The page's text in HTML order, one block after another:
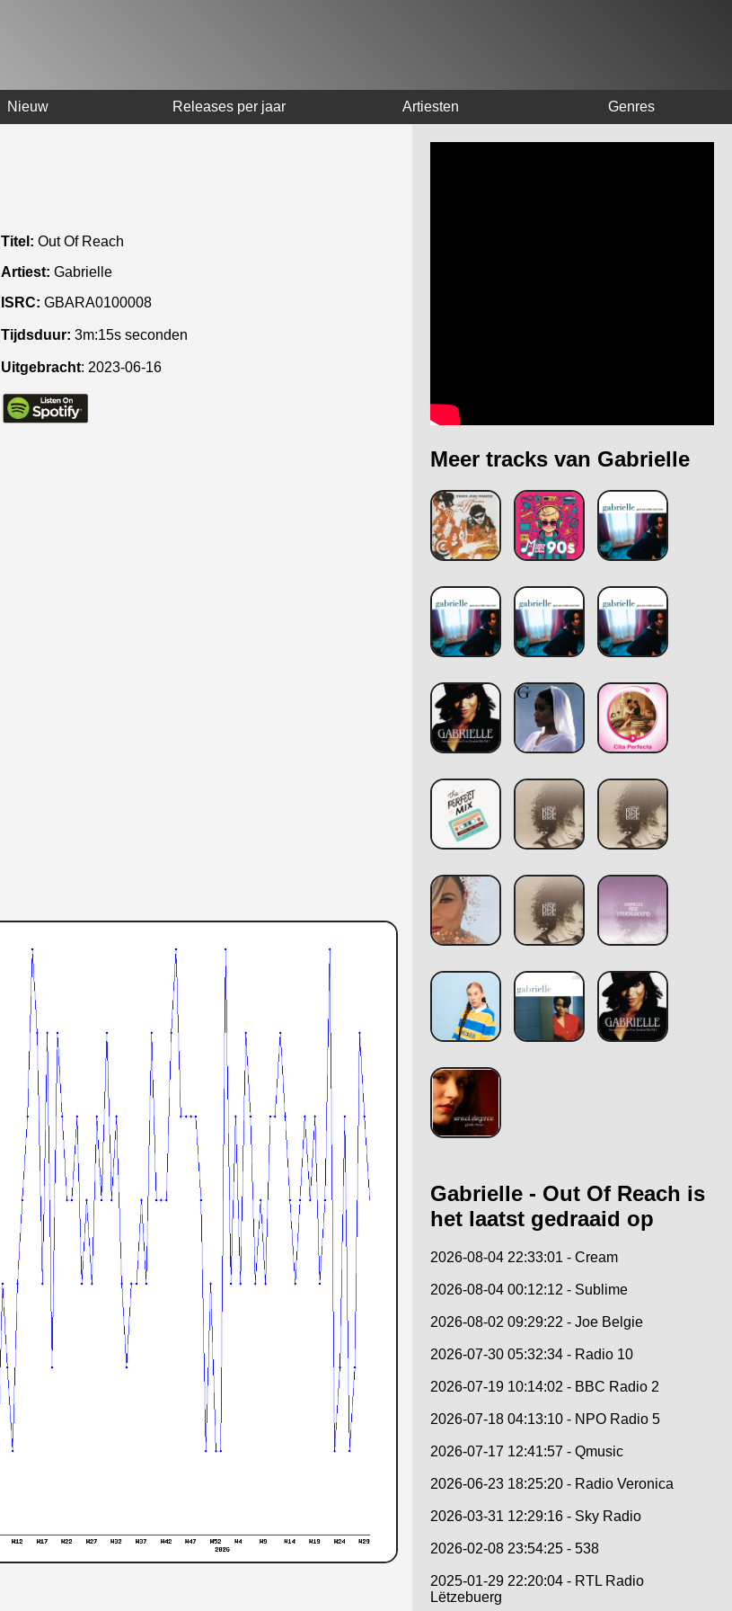
Nieuw Releases per jaar Artiesten Genres
Titel: Out Of Reach
Artiest: Gabrielle
ISRC: GBARA0100008
Tijdsduur: 3m:15s seconden
Uitgebracht: 2023-06-16
Meer tracks van Gabrielle
Gabrielle - Out Of Reach is
het laatst gedraaid op
2026-08-04 22:33:01 - Cream
2026-08-04 00:12:12 - Sublime
2026-08-02 09:29:22 - Joe Belgie
2026-07-30 05:32:34 - Radio 10
2026-07-19 10:14:02 - BBC Radio 2
2026-07-18 04:13:10 - NPO Radio 5
2026-07-17 12:41:57 - Qmusic
2026-06-23 18:25:20 - Radio Veronica
2026-03-31 12:29:16 - Sky Radio
2026-02-08 23:54:25 - 538
2025-01-29 22:20:04 - RTL Radio
Lëtzebuerg